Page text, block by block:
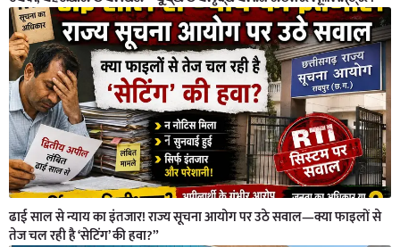
ढाई साल से न्याय का इंतजार! राज्य सूचना आयोग पर उठे सवाल—क्या फाइलों से
तेज चल रही है ‘सेटिंग’ की हवा?”